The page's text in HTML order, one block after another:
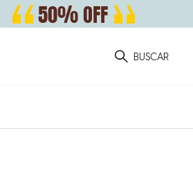
O que você está procurando?